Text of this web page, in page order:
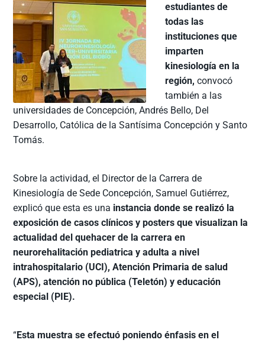
estudiantes de
todas las
instituciones que
imparten
kinesiología en la
región, convocó
también a las
universidades de Concepción, Andrés Bello, Del
Desarrollo, Católica de la Santísima Concepción y Santo
Tomás.
Sobre la actividad, el Director de la Carrera de
Kinesiología de Sede Concepción, Samuel Gutiérrez,
explicó que esta es una instancia donde se realizó la
exposición de casos clínicos y posters que visualizan la
actualidad del quehacer de la carrera en
neurorehalitación pediatrica y adulta a nivel
intrahospitalario (UCI), Atención Primaria de salud
(APS), atención no pública (Teletón) y educación
especial (PIE).
“Esta muestra se efectuó poniendo énfasis en el